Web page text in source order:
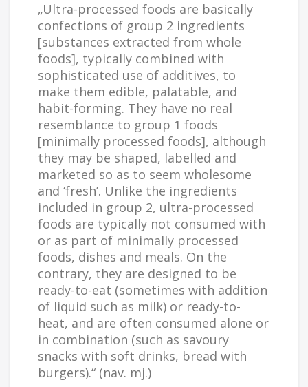
„Ultra-processed foods are basically
confections of group 2 ingredients
[substances extracted from whole
foods], typically combined with
sophisticated use of additives, to
make them edible, palatable, and
habit-forming. They have no real
resemblance to group 1 foods
[minimally processed foods], although
they may be shaped, labelled and
marketed so as to seem wholesome
and ‘fresh’. Unlike the ingredients
included in group 2, ultra-processed
foods are typically not consumed with
or as part of minimally processed
foods, dishes and meals. On the
contrary, they are designed to be
ready-to-eat (sometimes with addition
of liquid such as milk) or ready-to-
heat, and are often consumed alone or
in combination (such as savoury
snacks with soft drinks, bread with
burgers).“ (nav. mj.)